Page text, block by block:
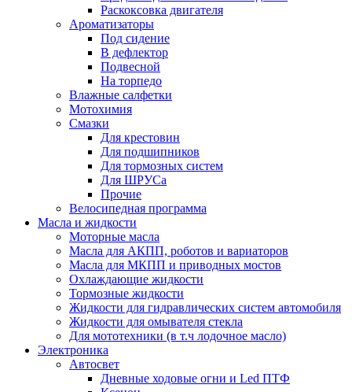
Раскоксовка двигателя
Ароматизаторы
Под сидение
В дефлектор
Подвесной
На торпедо
Влажные салфетки
Мотохимия
Смазки
Для крестовин
Для подшипников
Для тормозных систем
Для ШРУСа
Прочие
Велосипедная программа
Масла и жидкости
Моторные масла
Масла для АКПП, роботов и вариаторов
Масла для МКПП и приводных мостов
Охлаждающие жидкости
Тормозные жидкости
Жидкости для гидравлических систем автомобиля
Жидкости для омывателя стекла
Для мототехники (в т.ч лодочное масло)
Электроника
Автосвет
Дневные ходовые огни и Led ПТФ